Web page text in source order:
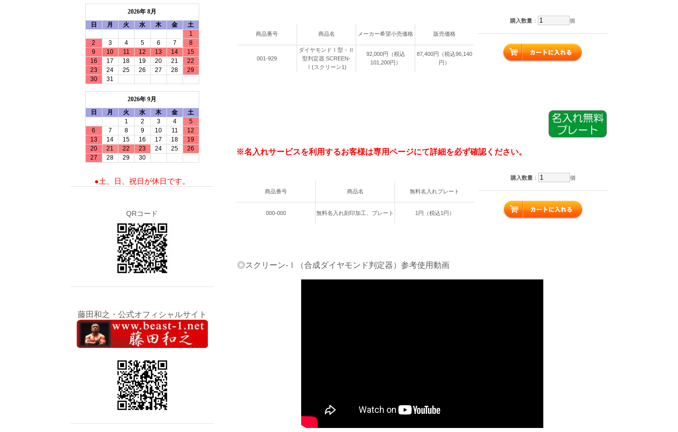
商品番号 商品名 メーカー希望小売価格 販売価格
001-929
ダイヤモンドⅠ型・Ⅱ
型判定器 SCREEN-
Ⅰ(スクリーン1)
92,000円（税込
101,200円）
87,400円（税込96,140
円）
購入数量 ： 個
※名入れサービスを利用するお客様は専用ページにて詳細を必ず確認ください。
商品番号 商品名 無料名入れプレート
000-000 無料名入れ刻印加工、プレート 1円（税込1円）
購入数量 ： 個
◎スクリーン-Ⅰ（合成ダイヤモンド判定器）参考使用動画
2026年 8月
日
月 火 水 木 金
土
1
2
3 4 5 6 7
8
9
10 11 12 13 14
15
16
17 18 19 20 21
22
23
24 25 26 27 28
29
30
31
2026年 9月
日
月 火 水 木 金
土
1
2 3 4
5
6
7 8 9 10 11
12
13
14 15 16 17 18
19
20
21 22 23 24 25
26
27
28 29 30
●土、日、祝日が休日です。
QRコード
藤田和之・公式オフィシャルサイト